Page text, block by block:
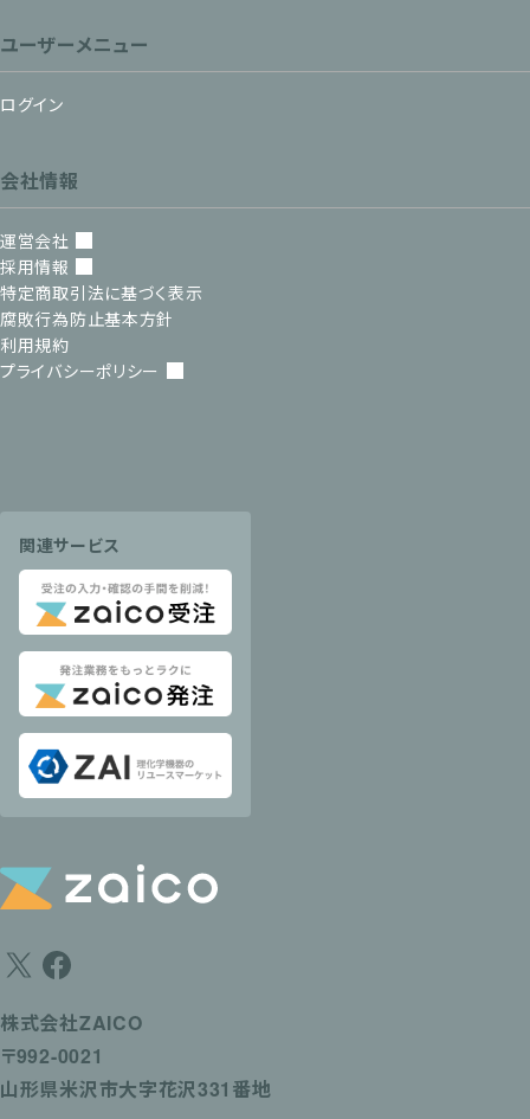
ユーザーメニュー
ログイン
会社情報
運営会社
採用情報
特定商取引法に基づく表示
腐敗行為防止基本方針
利用規約
プライバシーポリシー
関連サービス
株式会社ZAICO
〒992-0021
山形県米沢市大字花沢331番地